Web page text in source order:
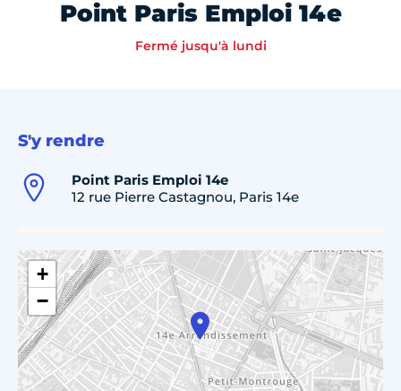
Point Paris Emploi 14e
Fermé jusqu'à lundi
S'y rendre
Point Paris Emploi 14e
12 rue Pierre Castagnou, Paris 14e
+
−